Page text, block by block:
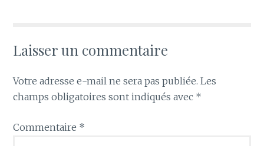
Laisser un commentaire
Votre adresse e-mail ne sera pas publiée. Les
champs obligatoires sont indiqués avec *
Commentaire *